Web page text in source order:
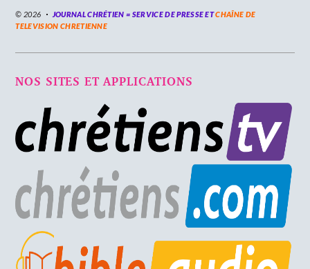
© 2026 JOURNAL CHRÉTIEN = SERVICE DE PRESSE ETCHAÎNE DE
TELEVISION CHRETIENNE
NOS SITES ET APPLICATIONS